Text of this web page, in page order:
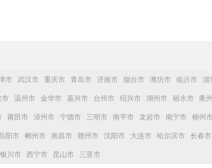
市 武汉市 重庆市 青岛市 济南市 烟台市 潍坊市 临沂市 淄
市 温州市 金华市 嘉兴市 台州市 绍兴市 湖州市 丽水市 衢
莆田市 漳州市 宁德市 三明市 南平市 龙岩市 南宁市 柳州
阳市 郴州市 南昌市 赣州市 沈阳市 大连市 哈尔滨市 长春市
银川市 西宁市 昆山市 三亚市